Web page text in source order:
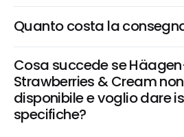
Quanto costa la
Cosa succede se
Strawberries & Cream
disponibile e voglio dare
specifiche?